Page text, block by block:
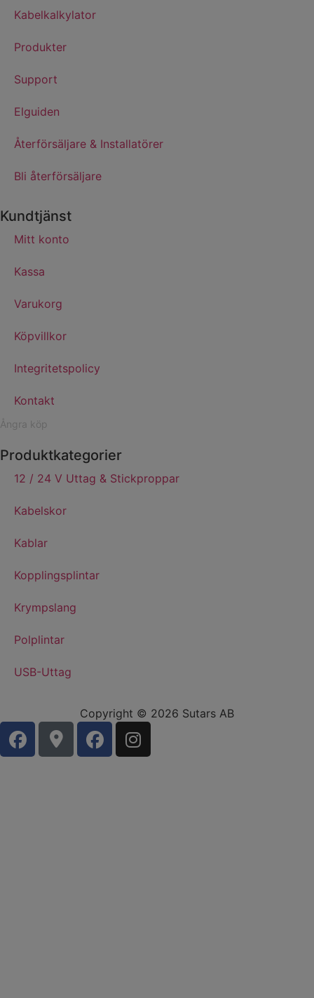
Kabelkalkylator
Produkter
Support
Elguiden
Återförsäljare & Installatörer
Bli återförsäljare
Kundtjänst
Mitt konto
Kassa
Varukorg
Köpvillkor
Integritetspolicy
Kontakt
Ångra köp
Produktkategorier
12 / 24 V Uttag & Stickproppar
Kabelskor
Kablar
Kopplingsplintar
Krympslang
Polplintar
USB-Uttag
Copyright © 2026 Sutars AB